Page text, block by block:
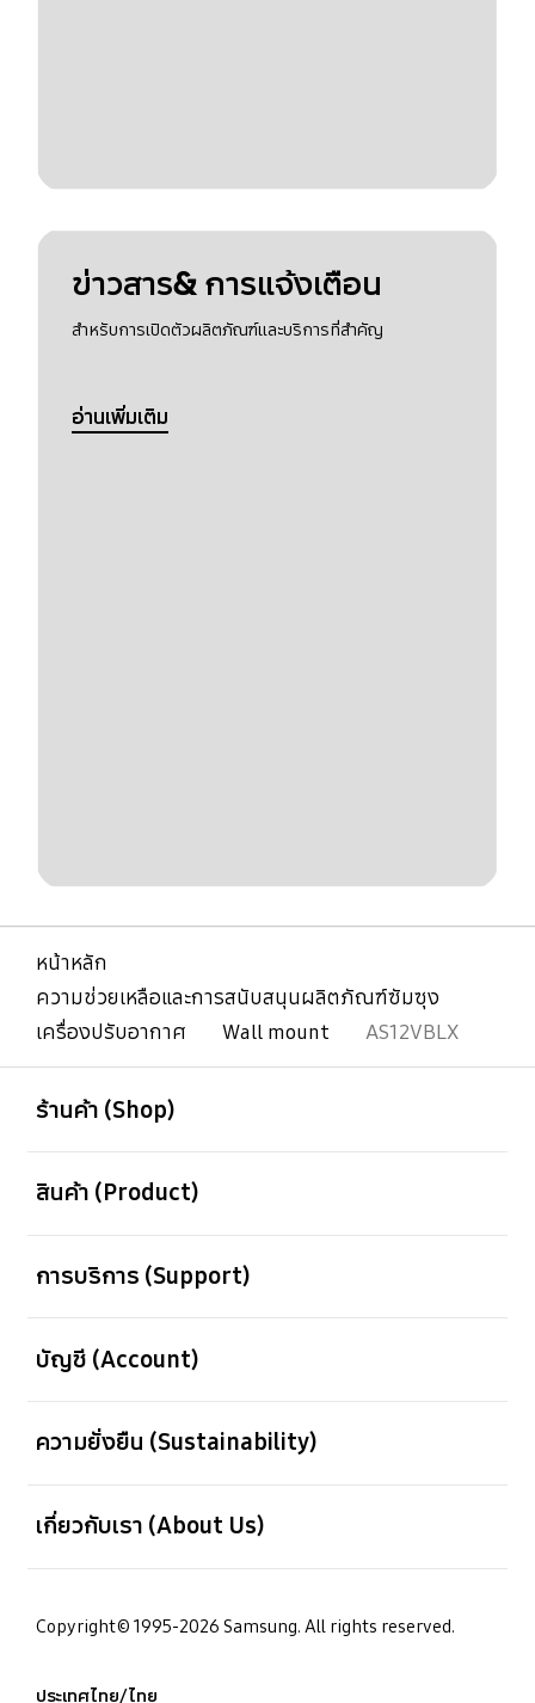
ข่าวสาร& การแจ้งเตือน
สำหรับการเปิดตัวผลิตภัณฑ์และบริการที่สำคัญ
อ่านเพิ่มเติม
หน้าหลัก
ความช่วยเหลือและการสนับสนุนผลิตภัณฑ์ซัมซุง
เครื่องปรับอากาศ
Wall mount AS12VBLX
ร้านค้า (Shop)
สินค้า (Product)
การบริการ (Support)
บัญชี (Account)
ความยั่งยืน (Sustainability)
เกี่ยวกับเรา (About Us)
Copyright© 1995-2026 Samsung. All rights reserved.
ประเทศไทย/ไทย